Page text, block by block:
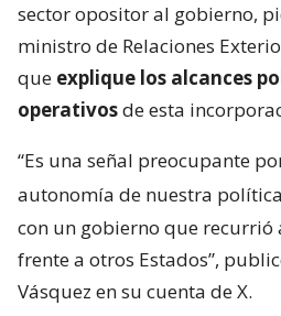
sector opositor al gobierno,
ministro de Relaciones
que explique los alcances
operativosde esta
“Es una señal preocupante
autonomía de nuestra
con un gobierno que recurrió
frente a otros Estados”,
Vásquez en su cuenta de X.